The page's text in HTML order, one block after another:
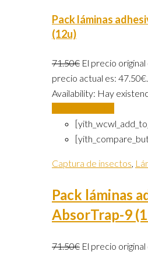
Pack láminas
(12u)
71.50€ El precio
precio actual es: 47.50€.
Availability: Hay
Captura de insectos,
Pack láminas
AbsorTrap-9
71.50€ El precio